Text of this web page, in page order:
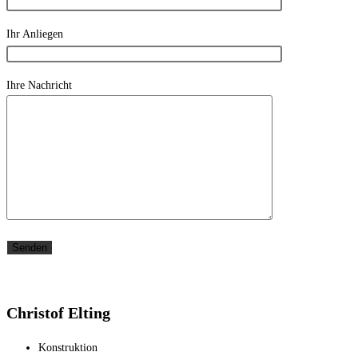
Ihr Anliegen
Ihre Nachricht
Christof Elting
Konstruktion